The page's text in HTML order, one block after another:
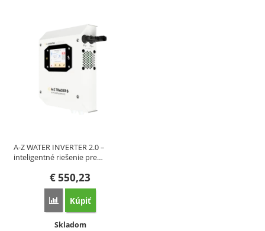
A-Z WATER INVERTER 2.0 –
inteligentné riešenie pre…
€550,23
Porovnať
Kúpiť
Dostupnosť:
Skladom